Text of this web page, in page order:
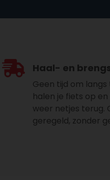
Haal- en
Geen tijd om langs
halen je fiets op
weer netjes terug.
geregeld, zonder